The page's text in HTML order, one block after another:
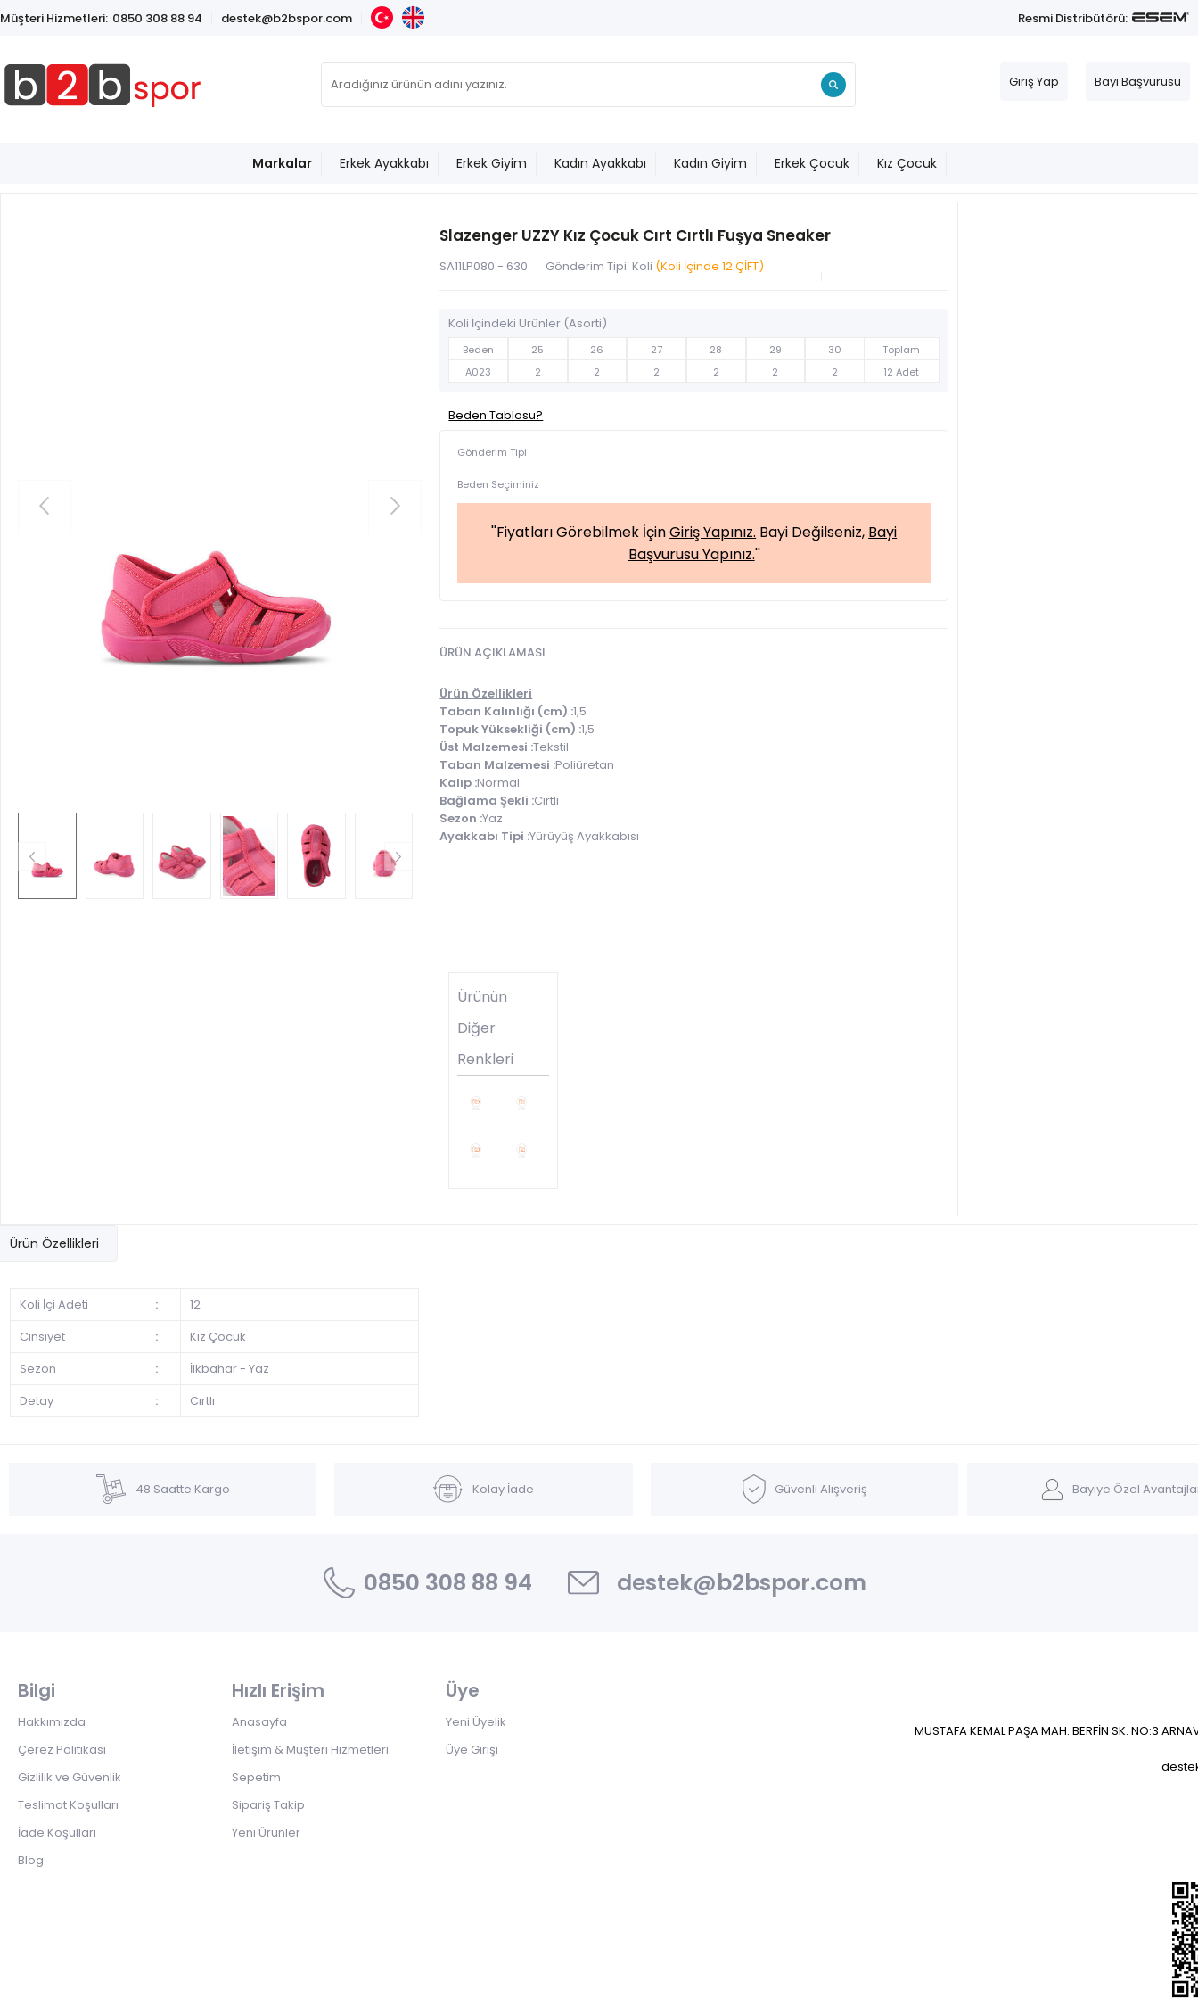
Müşteri Hizmetleri: 0850 308 88 94 destek@b2bspor.com Resmi Distribütörü:
Bayi Başvurusu
Giriş Yap
Markalar Erkek Ayakkabı Erkek Giyim Kadın Ayakkabı Kadın Giyim Erkek Çocuk Kız Çocuk
Slazenger UZZY Kız Çocuk Cırt Cırtlı Fuşya Sneaker
SA11LP080 - 630 Gönderim Tipi: Koli (Koli İçinde 12 ÇİFT)
Koli İçindeki Ürünler (Asorti)
Beden 25 26 27 28 29 30
Toplam
A023
2 2 2 2 2 2 12 Adet
Beden Tablosu?
Gönderim Tipi
Beden Seçiminiz
''Fiyatları Görebilmek İçinGiriş Yapınız. Bayi Değilseniz, Bayi
Başvurusu Yapınız.''
ÜRÜN AÇIKLAMASI
Ürün Özellikleri
Taban Kalınlığı (cm) :1,5
Topuk Yüksekliği (cm) :1,5
Üst Malzemesi :Tekstil
Taban Malzemesi :Poliüretan
Kalıp :Normal
Bağlama Şekli :Cırtlı
Sezon :Yaz
Ayakkabı Tipi :Yürüyüş Ayakkabısı
Ürünün
Diğer
Renkleri
Ürün Özellikleri
Koli İçi Adeti :
12
Cinsiyet
:
Kız Çocuk
Sezon
:
İlkbahar - Yaz
Detay
: Cırtlı
48 Saatte Kargo Kolay İade Güvenli Alışveriş Bayiye Özel
0850 308 88 94 destek@b2bspor.com
Bilgi
Hakkımızda
Çerez Politikası
Gizlilik ve Güvenlik
Teslimat Koşulları
İade Koşulları
Blog
Hızlı Erişim
Anasayfa
İletişim & Müşteri Hizmetleri
Sepetim
Sipariş Takip
Yeni Ürünler
Üye
Yeni Üyelik
Üye Girişi
MUSTAFA KEMAL PAŞA MAH. BERFİN SK. NO:3